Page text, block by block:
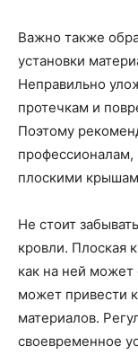
Важно также
установки
Неправильно
протечкам и
Поэтому
плоскими
Не стоит
кровли. Плоская
как на ней может
может привести
материалов.
своевременное